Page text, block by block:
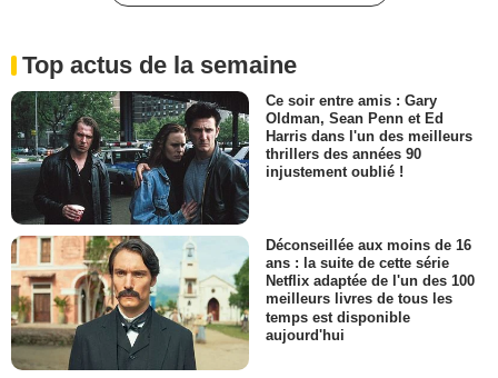
Top actus de la semaine
Ce soir entre amis : Gary
Oldman, Sean Penn et Ed
Harris dans l'un des meilleurs
thrillers des années 90
injustement oublié !
Déconseillée aux moins de 16
ans : la suite de cette série
Netflix adaptée de l'un des 100
meilleurs livres de tous les
temps est disponible
aujourd'hui